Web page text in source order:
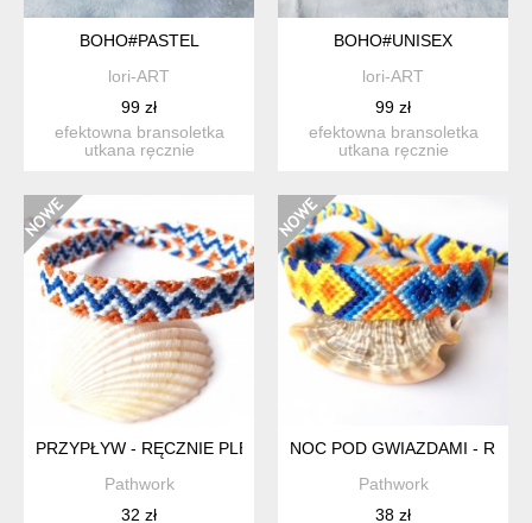
BOHO#PASTEL
lori-ART
99 zł
efektowna bransoletka
utkana ręcznie
BOHO#UNISEX
lori-ART
99 zł
efektowna bransoletka
utkana ręcznie
PRZYPŁYW - RĘCZNIE PLECIONA BRANSOLETKA
Pathwork
32 zł
NOC POD GWIAZDAMI -
Pathwork
38 zł